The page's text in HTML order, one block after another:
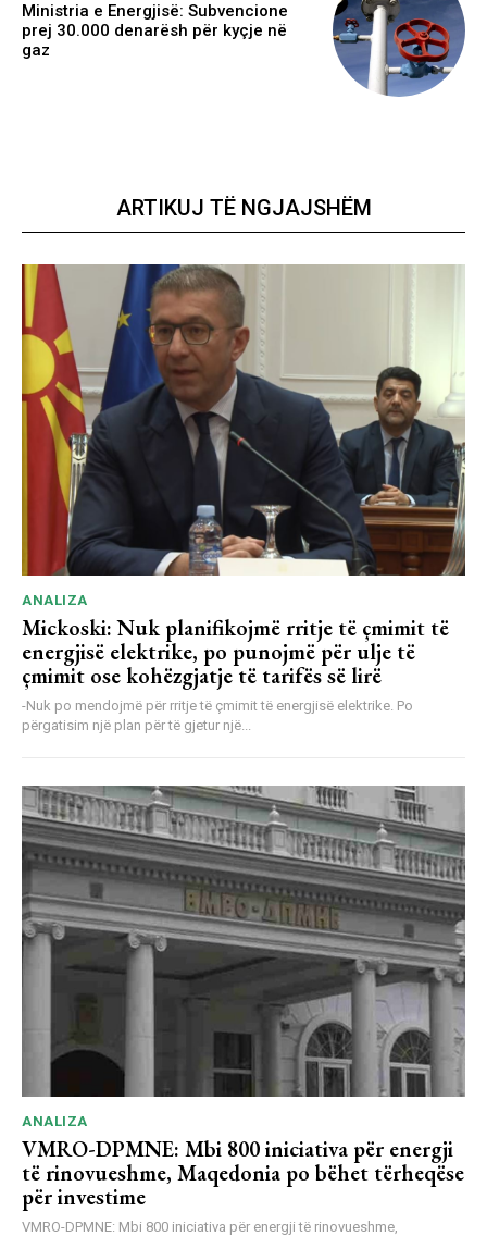
Ministria e Energjisë: Subvencione
prej 30.000 denarësh për kyçje në
gaz
ARTIKUJ TË NGJAJSHËM
ANALIZA
Mickoski: Nuk planifikojmë rritje të çmimit të
energjisë elektrike, po punojmë për ulje të
çmimit ose kohëzgjatje të tarifës së lirë
-Nuk po mendojmë për rritje të çmimit të energjisë elektrike. Po
përgatisim një plan për të gjetur një...
ANALIZA
VMRO-DPMNE: Mbi 800 iniciativa për energji
të rinovueshme, Maqedonia po bëhet tërheqëse
për investime
VMRO-DPMNE: Mbi 800 iniciativa për energji të rinovueshme,